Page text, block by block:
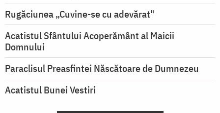
Rugăciunea „Cuvine-se cu adevărat"
Acatistul Sfântului Acoperământ al Maicii
Domnului
Paraclisul Preasfintei Născătoare de Dumnezeu
Acatistul Bunei Vestiri